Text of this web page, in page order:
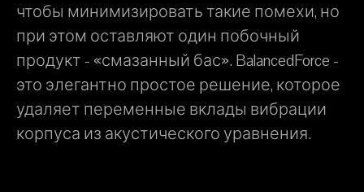
чтобы минимизировать такие помехи, но
при этом оставляют один побочный
продукт - «смазанный бас». BalancedForce -
это элегантно простое решение, которое
удаляет переменные вклады вибрации
корпуса из акустического уравнения.